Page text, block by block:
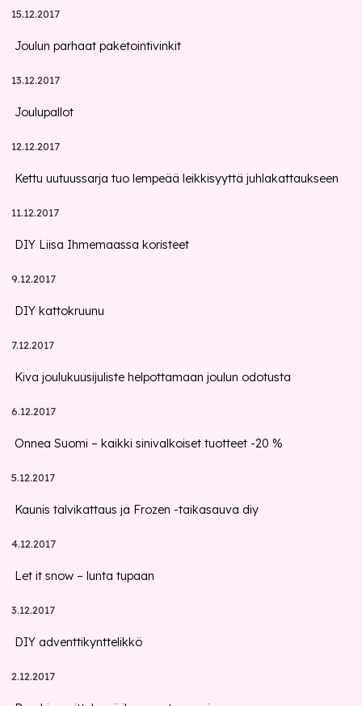
15.12.2017
Joulun parhaat paketointivinkit
13.12.2017
Joulupallot
12.12.2017
Kettu uutuussarja tuo lempeää leikkisyyttä juhlakattaukseen
11.12.2017
DIY Liisa Ihmemaassa koristeet
9.12.2017
DIY kattokruunu
7.12.2017
Kiva joulukuusijuliste helpottamaan joulun odotusta
6.12.2017
Onnea Suomi – kaikki sinivalkoiset tuotteet -20 %
5.12.2017
Kaunis talvikattaus ja Frozen -taikasauva diy
4.12.2017
Let it snow – lunta tupaan
3.12.2017
DIY adventtikynttelikkö
2.12.2017